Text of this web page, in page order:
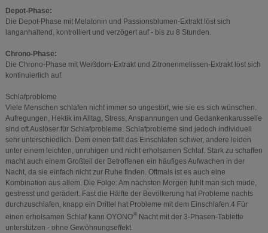
Depot-Phase:
Die Depot-Phase mit Melatonin und Passionsblumen-Extrakt löst sich
langanhaltend, kontrolliert und verzögert auf - bis zu 8 Stunden.
Chrono-Phase:
Die Chrono-Phase mit Weißdorn-Extrakt und Zitronenmelissen-Extrakt löst sich
kontinuierlich auf.
Schlafprobleme
Viele Menschen schlafen nicht immer so ungestört, wie sie es sich wünschen.
Aufregungen, Hektik im Alltag, Stress, Anspannungen und Gedankenkarusselle
sind oft Auslöser für Schlafprobleme. Schlafprobleme sind jedoch individuell
sehr unterschiedlich. Dem einen fällt das Einschlafen schwer, andere leiden
unter einem leichten, unruhigen und nicht erholsamen Schlaf. Stark zu schaffen
macht auch einem Großteil der Betroffenen ein häufiges Aufwachen in der
Nacht, da sie einfach nicht zur Ruhe finden. Oftmals ist es auch eine
Kombination aus allem. Die Folge: Am nächsten Morgen fühlt man sich müde,
gestresst und gerädert. Fast die Hälfte der Bevölkerung hat Probleme nachts
durchzuschlafen, knapp ein Drittel hat Probleme mit dem Einschlafen.4 Für
einen erholsamen Schlaf kann OYONO®Nacht mit der 3-Phasen-Tablette
unterstützen - ohne Gewöhnungseffekt.